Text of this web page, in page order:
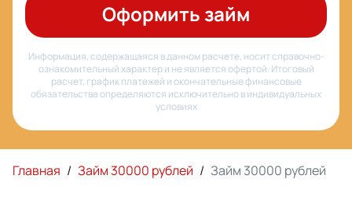
Оформить займ
Информация, содержащаяся в данном расчете, носит справочно-
ознакомительный характер и не является офертой. Итоговый
расчет, график платежей и окончательные финансовые
обязательства определяются исключительно в индивидуальных
условиях
Главная / Займ 30000 рублей / Займ 30000 рублей